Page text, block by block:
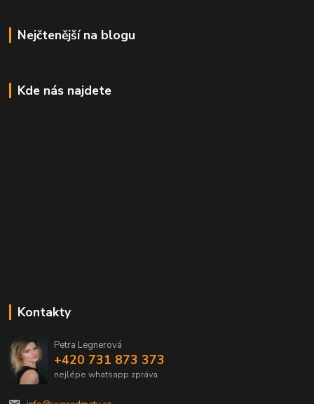
Nejčtenější na blogu
Kde nás najdete
Kontakty
Petra Legnerová
+420 731 873 373
nejlépe whatsapp zpráva